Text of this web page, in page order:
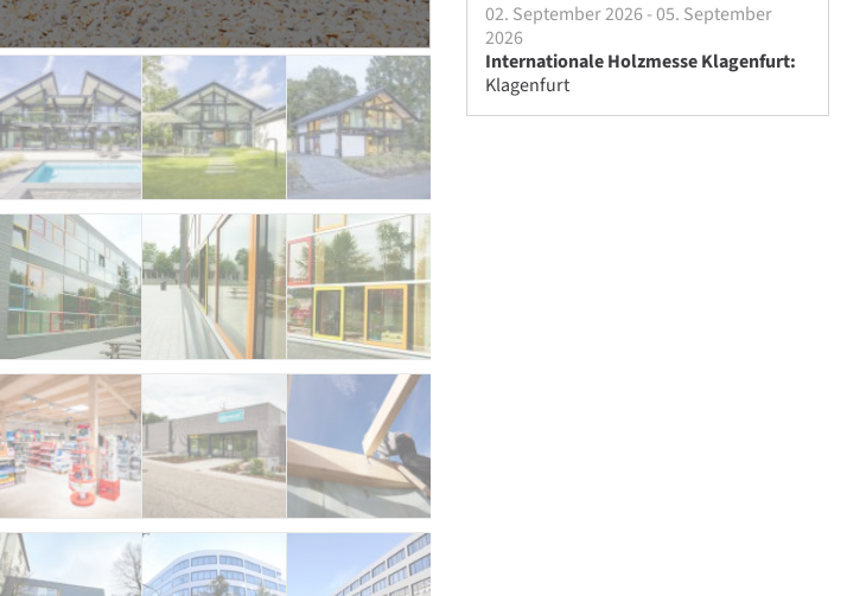
02. September 2026 - 05. September
2026
Internationale Holzmesse Klagenfurt:
Klagenfurt